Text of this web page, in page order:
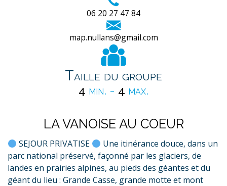
06 20 27 47 84
map.nullans@gmail.com
Taille du groupe
4 min. - 4 max.
LA VANOISE AU COEUR
SEJOUR PRIVATISE
Une itinérance douce, dans un
parc national préservé, façonné par les glaciers, de
landes en prairies alpines, au pieds des géantes et du
géant du lieu : Grande Casse, grande motte et mont